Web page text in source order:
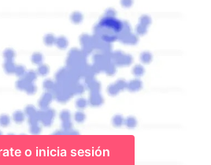
o inicia sesión